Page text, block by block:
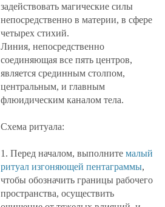
задействовать магические силы
непосредственно в материи, в сфере
четырех стихий.
Линия, непосредственно
соединяющая все пять центров,
является срединным столпом,
центральным, и главным
флюидическим каналом тела.
Схема ритуала:
1. Перед началом, выполните малый
ритуал изгоняющей пентаграммы,
чтобы обозначить границы рабочего
пространства, осуществить